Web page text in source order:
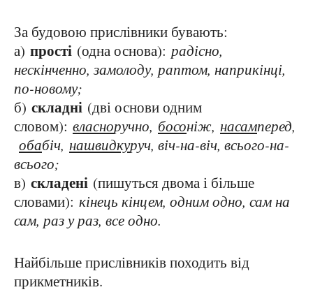
За будовою прислівники бувають:
а) прості (одна основа): радісно,
нескінченно, замолоду, раптом, наприкінці,
по-новому;
б) складні (дві основи одним
словом): власноручно, босоніж, насамперед,
обабіч, нашвидкуруч, віч-на-віч, всього-на-
всього;
в) складені (пишуться двома і більше
словами): кінець кінцем, одним одно, сам на
сам, раз у раз, все одно.
Найбільше прислівників походить від
прикметників.